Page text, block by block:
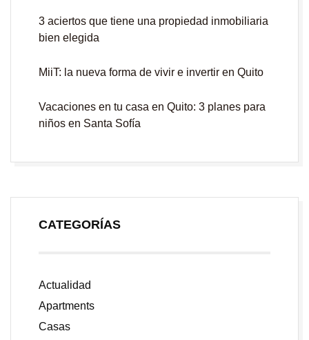
3 aciertos que tiene una propiedad inmobiliaria
bien elegida
MiiT: la nueva forma de vivir e invertir en Quito
Vacaciones en tu casa en Quito: 3 planes para
niños en Santa Sofía
CATEGORÍAS
Actualidad
Apartments
Casas